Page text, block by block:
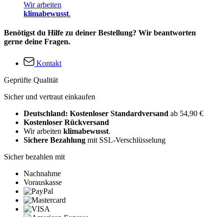
Wir arbeiten
klimabewusst.
Benötigst du Hilfe zu deiner Bestellung? Wir beantworten
gerne deine Fragen.
Kontakt
Geprüfte Qualität
Sicher und vertraut einkaufen
Deutschland: Kostenloser Standardversand ab 54,90 €
Kostenloser Rückversand
Wir arbeiten klimabewusst.
Sichere Bezahlung mit SSL-Verschlüsselung
Sicher bezahlen mit
Nachnahme
Vorauskasse